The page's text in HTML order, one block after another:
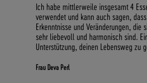
Ich habe mittlerweile insgesamt 4
verwendet und kann auch sagen,
Erkenntnisse und Veränderungen, die
sehr liebevoll und harmonisch sind.
Unterstützung, deinen Lebensweg zu
Frau Deva Perl